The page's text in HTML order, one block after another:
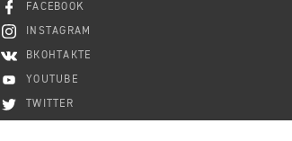
FACEBOOK
INSTAGRAM
ВКОНТАКТЕ
YOUTUBE
TWITTER